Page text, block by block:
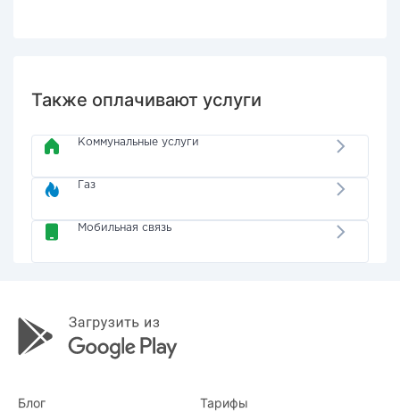
Также оплачивают услуги
Коммунальные услуги
Газ
Мобильная связь
Блог Тарифы